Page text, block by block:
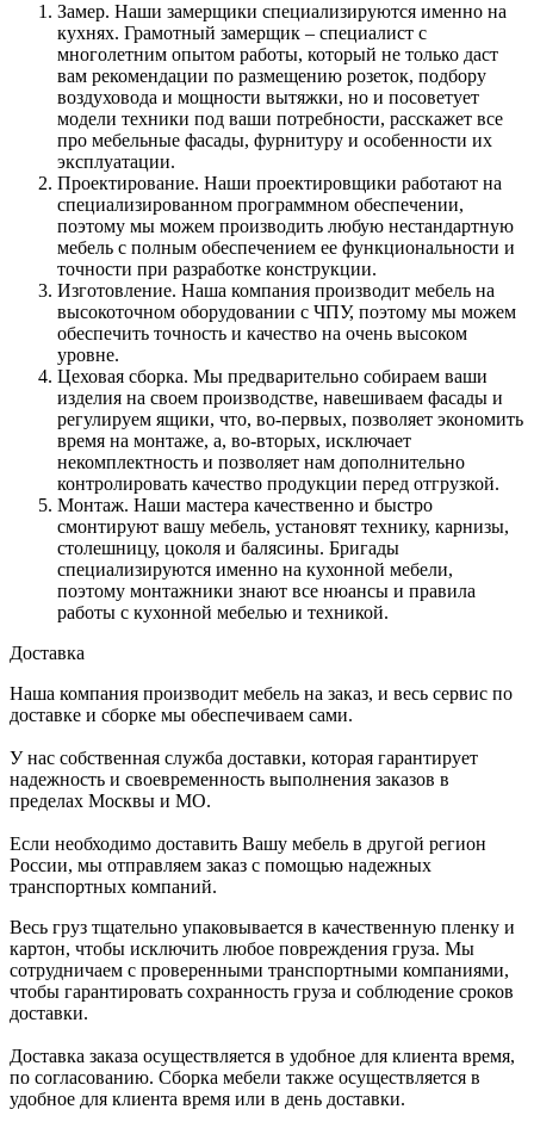
Замер. Наши замерщики специализируются именно на
кухнях. Грамотный замерщик – специалист с
многолетним опытом работы, который не только даст
вам рекомендации по размещению розеток, подбору
воздуховода и мощности вытяжки, но и посоветует
модели техники под ваши потребности, расскажет все
про мебельные фасады, фурнитуру и особенности их
эксплуатации.
Проектирование. Наши проектировщики работают на
специализированном программном обеспечении,
поэтому мы можем производить любую нестандартную
мебель с полным обеспечением ее функциональности и
точности при разработке конструкции.
Изготовление. Наша компания производит мебель на
высокоточном оборудовании с ЧПУ, поэтому мы можем
обеспечить точность и качество на очень высоком
уровне.
Цеховая сборка. Мы предварительно собираем ваши
изделия на своем производстве, навешиваем фасады и
регулируем ящики, что, во-первых, позволяет экономить
время на монтаже, а, во-вторых, исключает
некомплектность и позволяет нам дополнительно
контролировать качество продукции перед отгрузкой.
Монтаж. Наши мастера качественно и быстро
смонтируют вашу мебель, установят технику, карнизы,
столешницу, цоколя и балясины. Бригады
специализируются именно на кухонной мебели,
поэтому монтажники знают все нюансы и правила
работы с кухонной мебелью и техникой.
Доставка
Наша компания производит мебель на заказ, и весь сервис по
доставке и сборке мы обеспечиваем сами.
У нас собственная служба доставки, которая гарантирует
надежность и своевременность выполнения заказов в
пределах Москвы и МО.
Если необходимо доставить Вашу мебель в другой регион
России, мы отправляем заказ с помощью надежных
транспортных компаний.
Весь груз тщательно упаковывается в качественную пленку и
картон, чтобы исключить любое повреждения груза. Мы
сотрудничаем с проверенными транспортными компаниями,
чтобы гарантировать сохранность груза и соблюдение сроков
доставки.
Доставка заказа осуществляется в удобное для клиента время,
по согласованию. Сборка мебели также осуществляется в
удобное для клиента время или в день доставки.